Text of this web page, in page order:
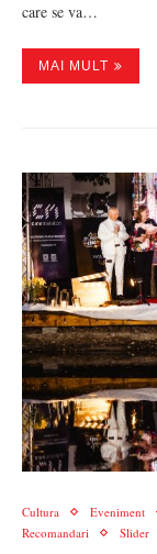
care se va…
MAI MULT
Cultura Eveniment
Recomandari
Slider